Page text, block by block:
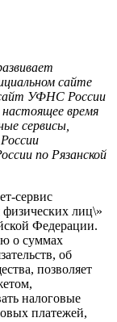
сайте
УФНС России
время
сервисы,
по Рязанской
сервис
лиц\»
Федерации.
о суммах
об
позволяет
налоговые
платежей,